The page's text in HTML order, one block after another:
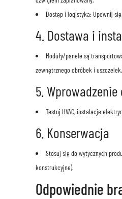
Dostęp i logistyka: Upewnij
4. Dostawa i
Moduły/panele są
zewnętrznego obróbek i
5.
Testuj HVAC, instalacje
6. Konserwacja
Stosuj się do wytycznych
konstrukcyjne).
Odpowiednie